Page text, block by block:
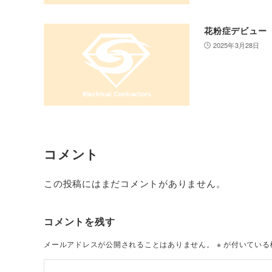
花粉症デビュー
2025年3月28日
コメント
この投稿にはまだコメントがありません。
コメントを残す
メールアドレスが公開されることはありません。 ※ が付いてい